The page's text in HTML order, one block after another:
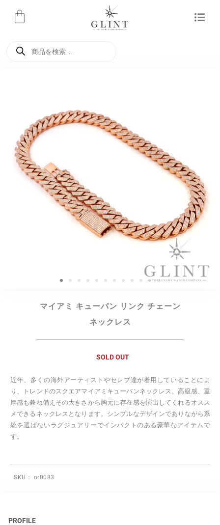
マイアミ キューバン リンク チェーン
ネックレス
SOLD OUT
近年、多くの海外アーティストやセレブ達が着用していることによ
り、トレンドのスクエアマイアミキューバンネックレス。高級感、重
厚感も兼ね備えその大きさから胸元に存在感を演出してくれるオスス
メできるネックレスとなります。シンプルなデザインでありながら系
統を選ばないラグジュアリーでインパクトのある豪華なアイテムで
す。
SKU： or0083
PROFILE